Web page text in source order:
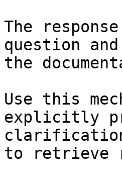
The
question
the
Use this
explicitly